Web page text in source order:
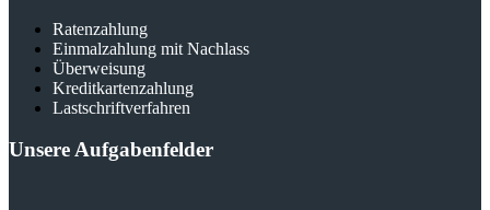
Ratenzahlung
Einmalzahlung mit Nachlass
Überweisung
Kreditkartenzahlung
Lastschriftverfahren
Unsere Aufgabenfelder